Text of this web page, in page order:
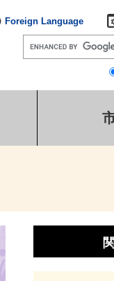
Foreign Language